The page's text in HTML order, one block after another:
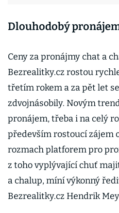
Dlouhodobý
Ceny za pronájmy chat a
Bezrealitky.cz rostou
třetím rokem a za pět let
zdvojnásobily. Novým
pronájem, třeba i na celý
především rostoucí zájem
rozmach platforem pro
z toho vyplývající chuť
a chalup, míní výkonný
Bezrealitky.cz Hendrik